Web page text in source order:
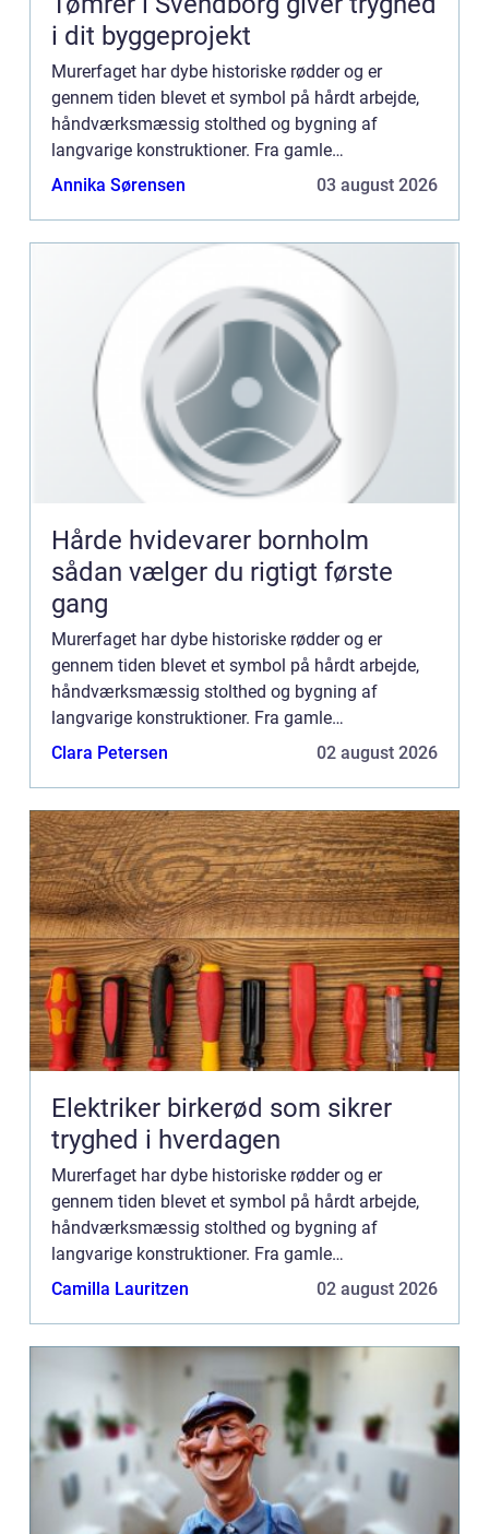
i dit byggeprojekt
Murerfaget har dybe historiske rødder og er
gennem tiden blevet et symbol på hårdt arbejde,
håndværksmæssig stolthed og bygning af
langvarige konstruktioner. Fra gamle
civilisationers monumentale bygningsvær...
Annika Sørensen 03 august 2026
Hårde hvidevarer bornholm
sådan vælger du rigtigt første
gang
Murerfaget har dybe historiske rødder og er
gennem tiden blevet et symbol på hårdt arbejde,
håndværksmæssig stolthed og bygning af
langvarige konstruktioner. Fra gamle
civilisationers monumentale bygningsvær...
Clara Petersen 02 august 2026
Elektriker birkerød som sikrer
tryghed i hverdagen
Murerfaget har dybe historiske rødder og er
gennem tiden blevet et symbol på hårdt arbejde,
håndværksmæssig stolthed og bygning af
langvarige konstruktioner. Fra gamle
civilisationers monumentale bygningsvær...
Camilla Lauritzen 02 august 2026